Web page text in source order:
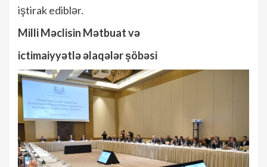
iştirak ediblər.
Milli Məclisin Mətbuat və
ictimaiyyətlə əlaqələr şöbəsi